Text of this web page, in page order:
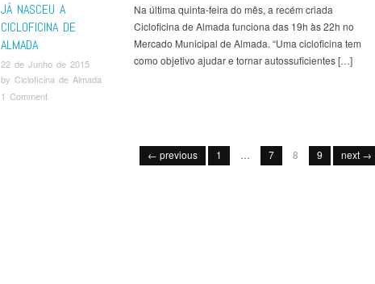
JÁ NASCEU A
CICLOFICINA DE
ALMADA
22 de Junho de 2015
by Cicloficina de Almada
1 Comment
Na última quinta-feira do mês, a recém criada
Cicloficina de Almada funciona das 19h às 22h no
Mercado Municipal de Almada. “Uma cicloficina tem
como objetivo ajudar e tornar autossuficientes […]
Post navigation← previous 1 … 7 8 9 next →